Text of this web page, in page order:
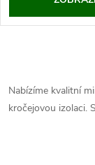
v
Nabízíme kvalitní
kročejovou izolaci.